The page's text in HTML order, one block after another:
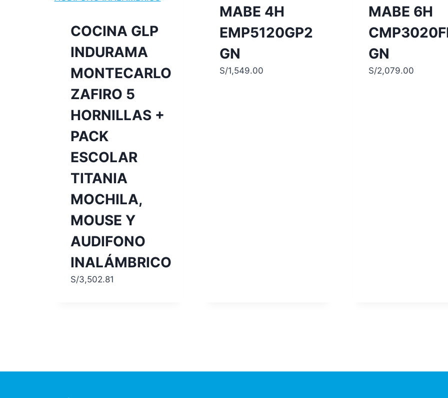
COCINA GLP
INDURAMA
MONTECARLO
ZAFIRO 5
HORNILLAS +
PACK
ESCOLAR
TITANIA
MOCHILA,
MOUSE Y
AUDIFONO
INALÁMBRICO
S/3,502.81
MABE 4H
EMP5120GP2
GN
S/1,549.00
MABE 6H
GN
S/2,079.00